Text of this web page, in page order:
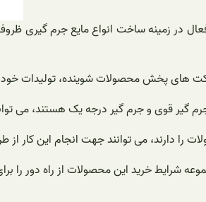
در زمینه ساخت انواع مایع جرم گیری
های پخش محصولات شوینده، تولیدات
گیر قوی و جرم گیر درجه یک هستند، می
را دارند، می توانند جهت انجام این کار
شرایط خرید این محصولات از راه دور را